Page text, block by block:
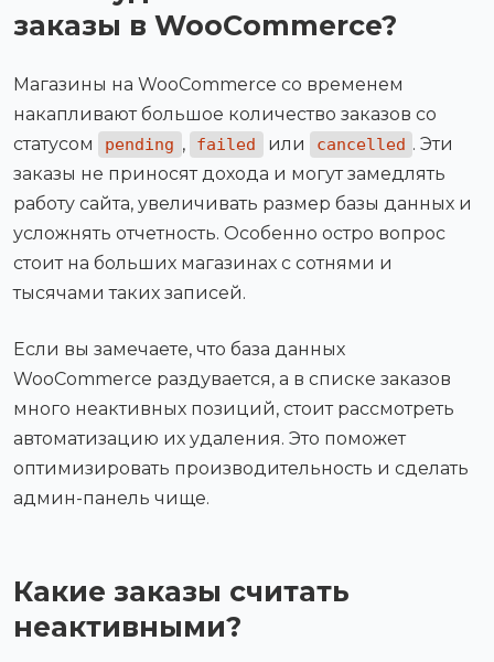
заказы в WooCommerce?
Магазины на WooCommerce со временем
накапливают большое количество заказов со
статусом
pending , failed или cancelled . Эти
заказы не приносят дохода и могут замедлять
работу сайта, увеличивать размер базы данных и
усложнять отчетность. Особенно остро вопрос
стоит на больших магазинах с сотнями и
тысячами таких записей.
Если вы замечаете, что база данных
WooCommerce раздувается, а в списке заказов
много неактивных позиций, стоит рассмотреть
автоматизацию их удаления. Это поможет
оптимизировать производительность и сделать
админ-панель чище.
Какие заказы считать
неактивными?